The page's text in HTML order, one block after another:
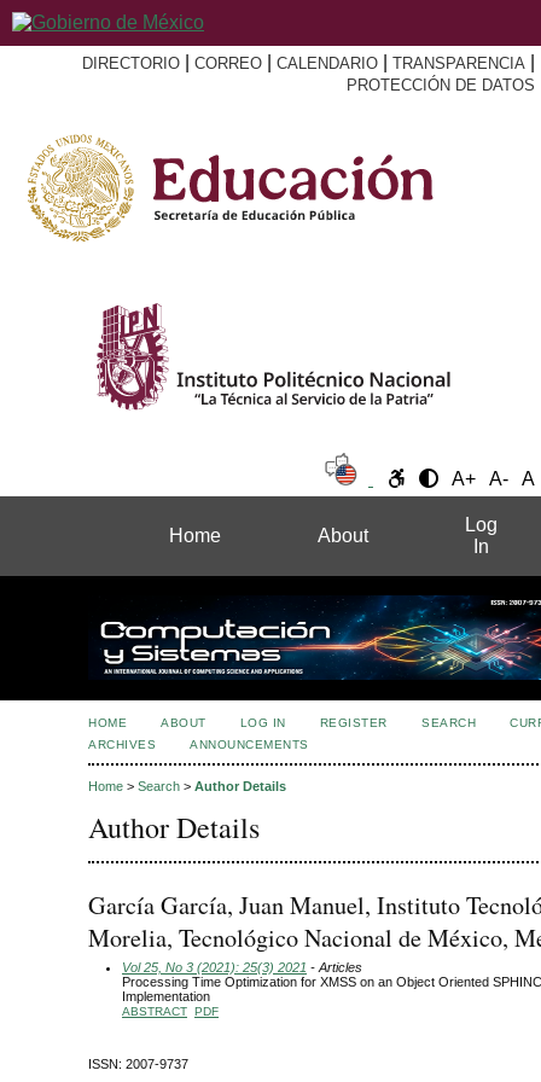
DIRECTORIO CORREO CALENDARIO TRANSPARENCIA
PROTECCIÓN DE DATOS
A+ A- A
Home About
Log
In
HOME ABOUT LOG IN REGISTER SEARCH
ARCHIVES
ANNOUNCEMENTS
Home > Search > Author Details
Author Details
García García, Juan Manuel, Instituto
Morelia, Tecnológico Nacional de México,
Vol 25, No 3 (2021): 25(3) 2021 - Articles
Processing Time Optimization for XMSS on an Object Oriented
Implementation
ABSTRACT PDF
ISSN: 2007-9737